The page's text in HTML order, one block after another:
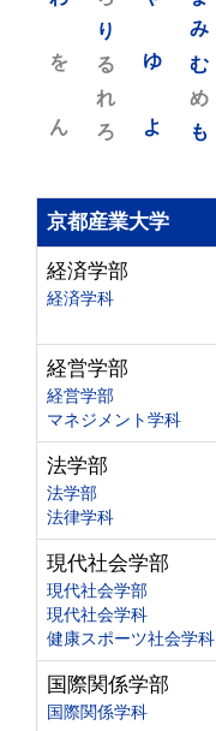
み
む
め
も
ゆ
よ
り
る
れ
ろ
を
ん
京都産業大学
経済学部
経済学科
経営学部
経営学部
マネジメント学科
法学部
法学部
法律学科
現代社会学部
現代社会学部
現代社会学科
健康スポーツ社会学科
国際関係学部
国際関係学科